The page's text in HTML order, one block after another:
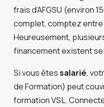
frais d’AFGSU (environ
complet, comptez entre
Heureusement,
financement existent
Si vous êtessalarié,
de Formation) peut
formation VSL.